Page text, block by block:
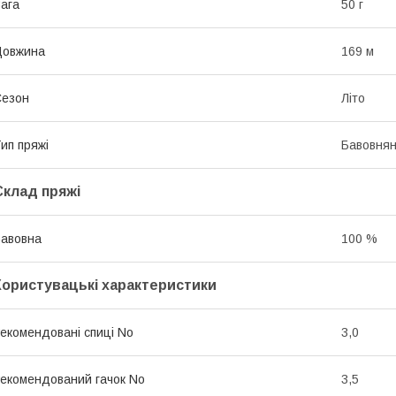
50 г
169 м
Літо
пряжі
пряжі
100 %
характеристики
спиці No 3,0
гачок No 3,5